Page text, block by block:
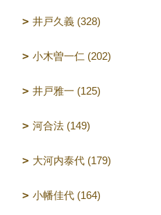
井戸久義 (328)
小木曽一仁 (202)
井戸雅一 (125)
河合法 (149)
大河内泰代 (179)
小幡佳代 (164)